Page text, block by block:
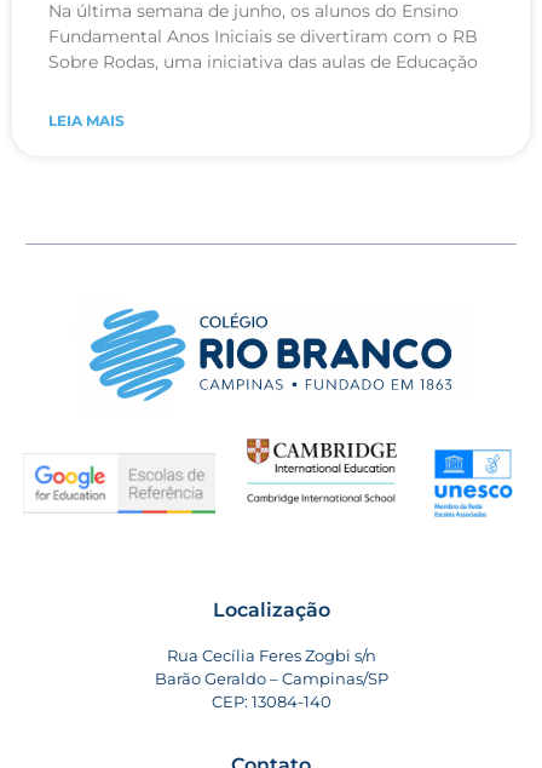
Na última semana de junho, os alunos do Ensino
Fundamental Anos Iniciais se divertiram com o RB
Sobre Rodas, uma iniciativa das aulas de Educação
LEIA MAIS
Localização
Rua Cecília Feres Zogbi s/n
Barão Geraldo – Campinas/SP
CEP: 13084-140